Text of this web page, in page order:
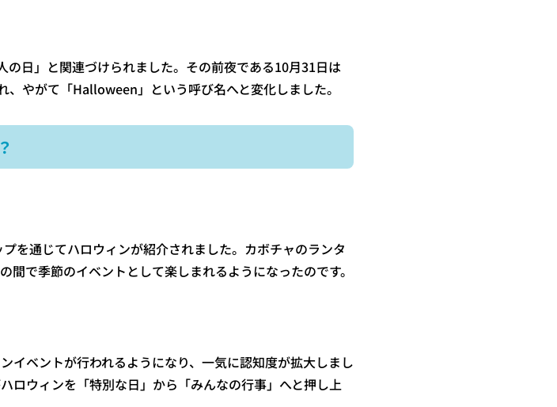
日」と関連づけられました。その前夜である10月31日は
やがて「Halloween」という呼び名へと変化しました。
を通じてハロウィンが紹介されました。カボチャのランタ
で季節のイベントとして楽しまれるようになったのです。
イベントが行われるようになり、一気に認知度が拡大しまし
ロウィンを「特別な日」から「みんなの行事」へと押し上